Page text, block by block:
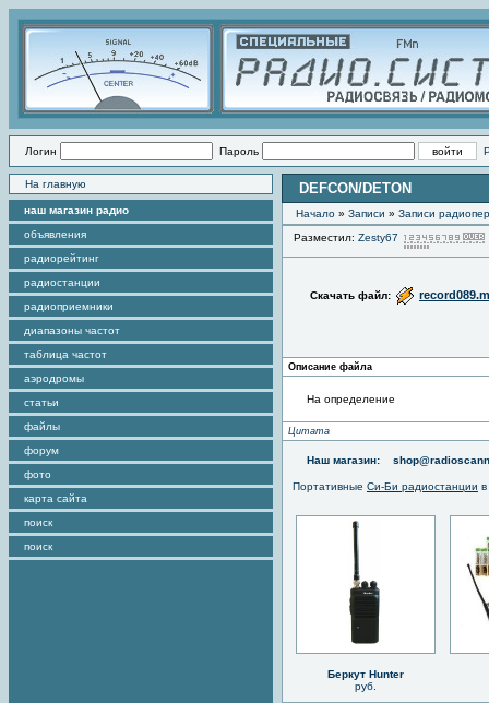
Логин Пароль
На главную
наш магазин радио
объявления
радиорейтинг
радиостанции
радиоприемники
диапазоны частот
таблица частот
аэродромы
статьи
файлы
форум
фото
карта сайта
поиск
поиск
DEFCON/DETON
Начало » Записи » Записи
Разместил: Zesty67
Скачать файл:
Описание файла
На определение
Цитата
Наш магазин:
Портативные Си-Би радиостанции
Беркут Hunter
руб.